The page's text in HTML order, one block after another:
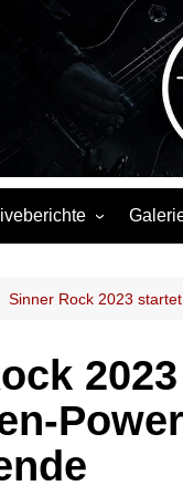
schlägt. Konzerte,
Sinner Rock 2023